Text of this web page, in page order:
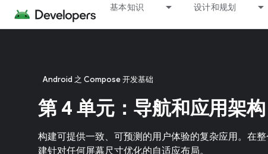
基本知识 设计和规划
Android 之 Compose 开发基础
第 4 单元：导航和应用架构
构建可提供一致、可预测的用户体验的复杂应用。在
建针对任何屏幕尺寸优化的自适应布局。